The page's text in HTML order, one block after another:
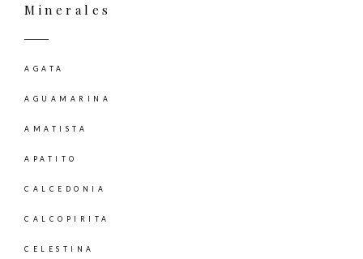
Minerales
AGATA
AGUAMARINA
AMATISTA
APATITO
CALCEDONIA
CALCOPIRITA
CELESTINA